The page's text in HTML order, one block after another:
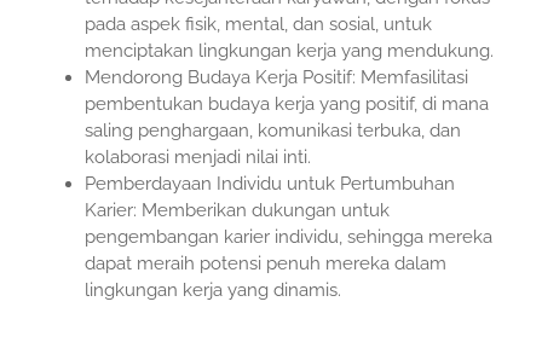
pada aspek fisik, mental, dan sosial, untuk
menciptakan lingkungan kerja yang mendukung.
Mendorong Budaya Kerja Positif: Memfasilitasi
pembentukan budaya kerja yang positif, di mana
saling penghargaan, komunikasi terbuka, dan
kolaborasi menjadi nilai inti.
Pemberdayaan Individu untuk Pertumbuhan
Karier: Memberikan dukungan untuk
pengembangan karier individu, sehingga mereka
dapat meraih potensi penuh mereka dalam
lingkungan kerja yang dinamis.